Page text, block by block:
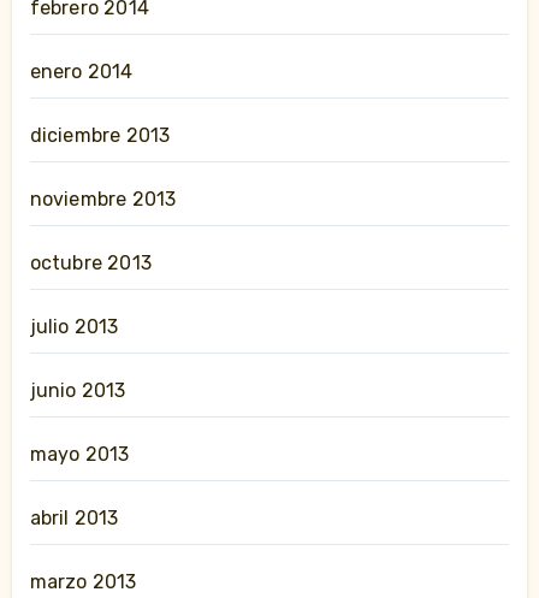
febrero 2014
enero 2014
diciembre 2013
noviembre 2013
octubre 2013
julio 2013
junio 2013
mayo 2013
abril 2013
marzo 2013